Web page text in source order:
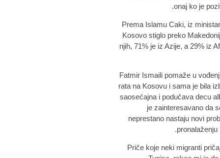
onaj ko je
Prema Islamu Caki, iz
Kosovo stiglo preko
njih, 71% je iz Azije, a 29% iz
Fatmir Ismaili pomaže u
rata na Kosovu i sama je bila
saosećajna i podučava decu
je zainteresavano da
neprestano nastaju novi
Priče koje neki migranti